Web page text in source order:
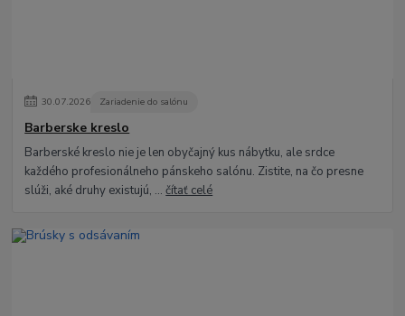
30.07.2026 Zariadenie do salónu
Barberske kreslo
Barberské kreslo nie je len obyčajný kus nábytku, ale srdce
každého profesionálneho pánskeho salónu. Zistite, na čo presne
slúži, aké druhy existujú, ...čítať celé